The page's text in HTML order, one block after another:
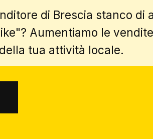
di Brescia stanco di
Aumentiamo le
tua attività locale.